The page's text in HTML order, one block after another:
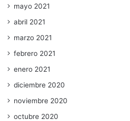
mayo 2021
abril 2021
marzo 2021
febrero 2021
enero 2021
diciembre 2020
noviembre 2020
octubre 2020